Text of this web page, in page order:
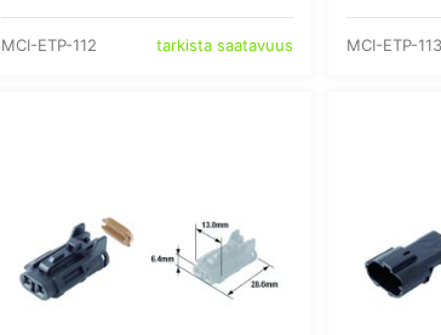
MCI-ETP-112 tarkista saatavuus MCI-ETP-113